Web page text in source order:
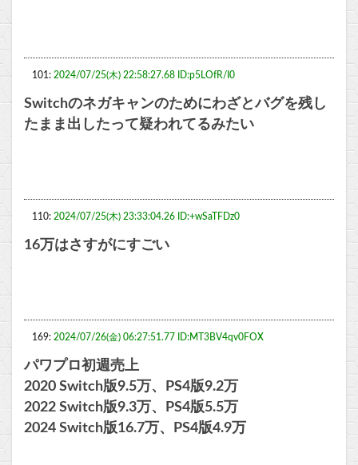
101: 2024/07/25(木) 22:58:27.68 ID:p5LOfR/I0
Switchのネガキャンのためにわざとバグを残し
たまま出したって疑われてるみたい
110: 2024/07/25(木) 23:33:04.26 ID:+wSaTFDz0
16万はさすがにすごい
169: 2024/07/26(金) 06:27:51.77 ID:MT3BV4qv0FOX
パワプロ初週売上
2020 Switch版9.5万、PS4版9.2万
2022 Switch版9.3万、PS4版5.5万
2024 Switch版16.7万、PS4版4.9万